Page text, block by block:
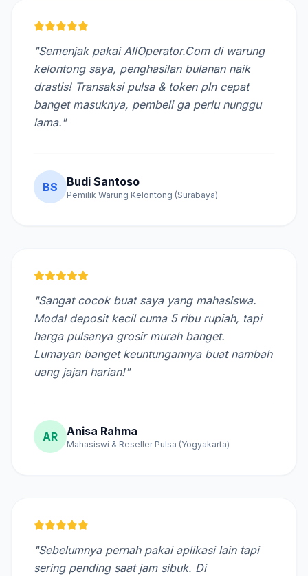
"Semenjak pakai AllOperator.Com di warung
kelontong saya, penghasilan bulanan naik
drastis! Transaksi pulsa & token pln cepat
banget masuknya, pembeli ga perlu nunggu
lama."
BS Budi Santoso
Pemilik Warung Kelontong (Surabaya)
"Sangat cocok buat saya yang mahasiswa.
Modal deposit kecil cuma 5 ribu rupiah, tapi
harga pulsanya grosir murah banget.
Lumayan banget keuntungannya buat nambah
uang jajan harian!"
AR Anisa Rahma
Mahasiswi & Reseller Pulsa (Yogyakarta)
"Sebelumnya pernah pakai aplikasi lain tapi
sering pending saat jam sibuk. Di